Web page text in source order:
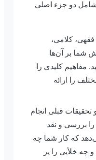
دو جزء اصلی
کلامی،
شما بر آن‌ها
مفاهیم کلیدی را
را ارائه
قبلی انجام
بررسی و نقد
که کار شما چه
چه خلأیی را پر